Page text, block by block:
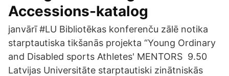
Accessions-katalog
janvārī #LU Bibliotēkas konferenču zālē notika
starptautiska tikšanās projekta “Young Ordinary
and Disabled sports Athletes' MENTORS 9.50
Latvijas Universitāte starptautiski zinātniskās